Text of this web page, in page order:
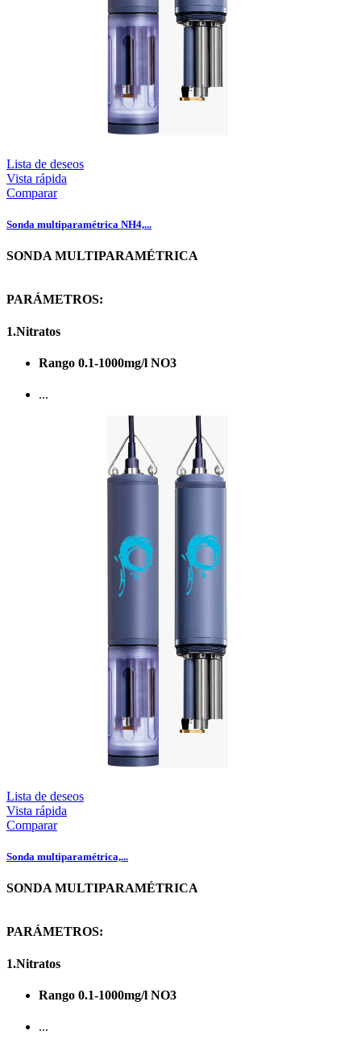
Lista de deseos
Vista rápida
Comparar
Sonda multiparamétrica NH4,...
SONDA MULTIPARAMÉTRICA
PARÁMETROS:
1.Nitratos
Rango 0.1-1000mg/l NO3
...
Lista de deseos
Vista rápida
Comparar
Sonda multiparamétrica,...
SONDA MULTIPARAMÉTRICA
PARÁMETROS:
1.Nitratos
Rango 0.1-1000mg/l NO3
...